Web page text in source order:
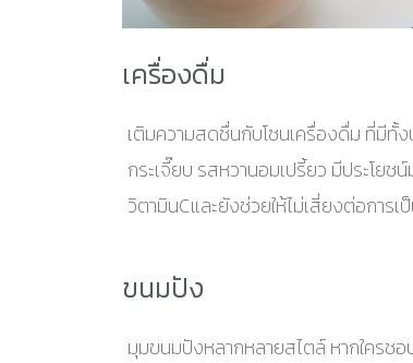
เครื่องดื่ม
เติมความสดชื่นกับโซนเครื่องดื่ม ที่มีทั้
กระเจี๊ยบ รสหวานอมเปรี้ยว มีประโย
วิตามินCและยังช่วยให้ไม่เสี่ยงต่อการเ
ขนมปัง
มุมขนมปังหลากหลายสไตล์ หากใครช